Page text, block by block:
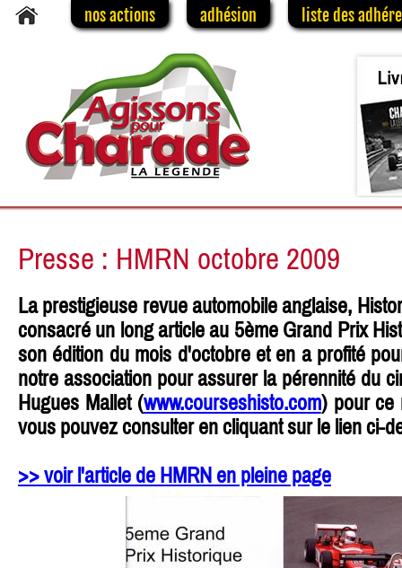
nos actions adhésion liste des
Presse : HMRN octobre 2009
La prestigieuse revue automobile anglaise,
consacré un long article au 5ème Grand Prix
son édition du mois d'octobre et en a profité
notre association pour assurer la pérennité du
Hugues Mallet (www.courseshisto.com) pour ce
vous pouvez consulter en cliquant sur le lien ci-
>> voir l'article de HMRN en pleine page